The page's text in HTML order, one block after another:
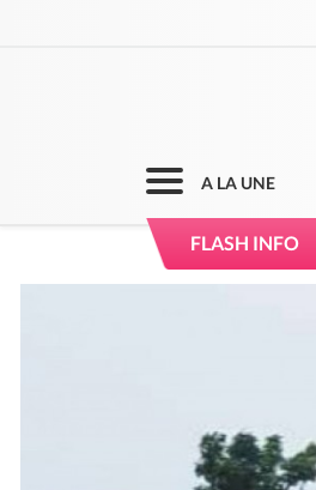
A LA UNE
FLASH INFO